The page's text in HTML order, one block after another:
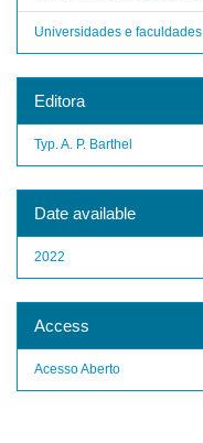
Universidades e faculdades
Editora
Typ. A. P. Barthel
Date available
2022
Access
Acesso Aberto